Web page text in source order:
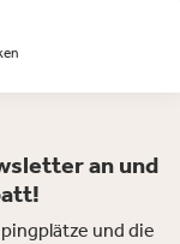
an und
und die